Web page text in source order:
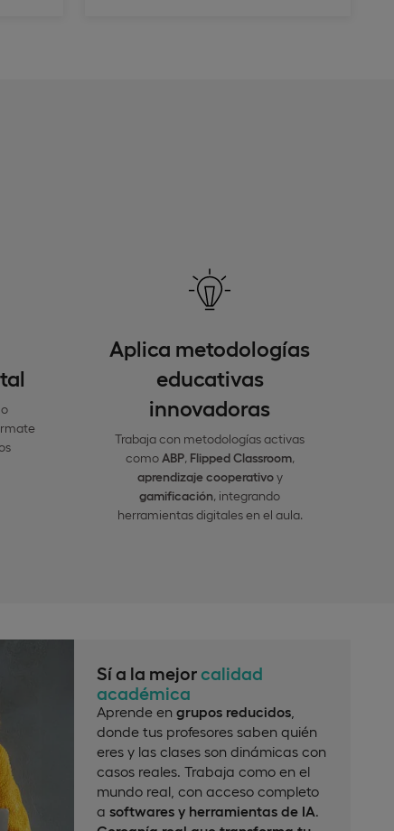
Aplica metodologías
educativas
innovadoras
Trabaja con metodologías activas
como ABP, Flipped Classroom,
aprendizaje cooperativoy
gamificación, integrando
herramientas digitales en el aula.
Sí a la mejorcalidad
académica
Aprende en grupos reducidos
donde tus profesores saben quién
eres y las clases son dinámicas con
casos reales. Trabaja como en el
mundo real, con acceso completo
a softwares y herramientas de IA.